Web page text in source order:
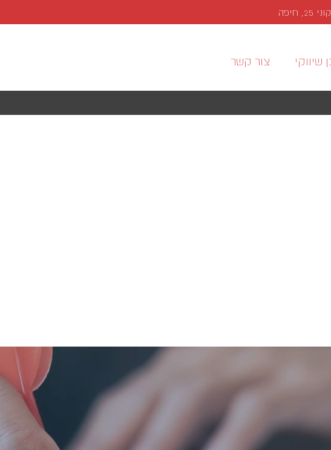
שיווקי צור קשר